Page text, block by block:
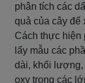
phân tích các
quả của cây để
Cách thực hiện
lấy mẫu các
dài, khối lượng,
oxy trong các